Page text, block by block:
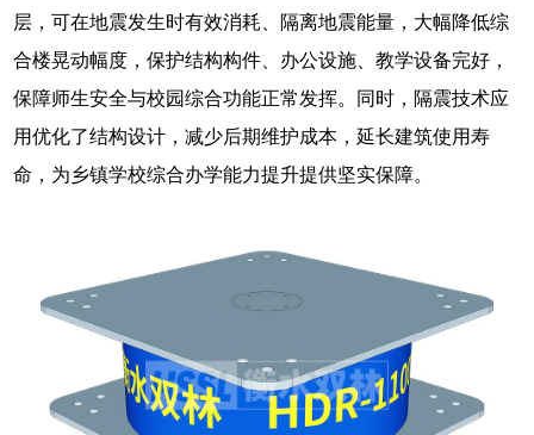
层，可在地震发生时有效消耗、隔离地震能量，大幅降低综
合楼晃动幅度，保护结构构件、办公设施、教学设备完好，
保障师生安全与校园综合功能正常发挥。同时，隔震技术应
用优化了结构设计，减少后期维护成本，延长建筑使用寿
命，为乡镇学校综合办学能力提升提供坚实保障。